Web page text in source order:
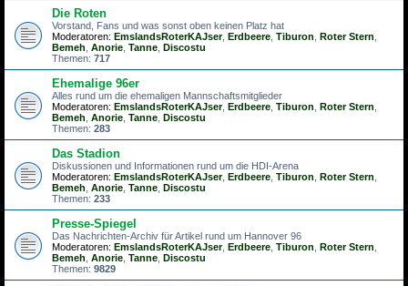
Die Roten
Vorstand, Fans und was sonst oben keinen Platz hat
Moderatoren: EmslandsRoterKAJser, Erdbeere Tiburon Roter Stern
Bemeh Anorie Tanne Discostu
Themen: 717
Ehemalige 96er
Alles rund um die ehemaligen Mannschaftsmitglieder
Moderatoren: EmslandsRoterKAJser, Erdbeere Tiburon Roter Stern
Bemeh Anorie Tanne Discostu
Themen: 283
Das Stadion
Diskussionen und Informationen rund um die HDI-Arena
Moderatoren: EmslandsRoterKAJser, Erdbeere Tiburon Roter Stern
Bemeh Anorie Tanne Discostu
Themen: 233
Presse-Spiegel
Das Nachrichten-Archiv für Artikel rund um Hannover 96
Moderatoren: EmslandsRoterKAJser, Erdbeere Tiburon Roter Stern
Bemeh Anorie Tanne Discostu
Themen: 9829